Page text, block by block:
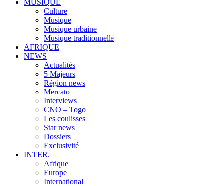
MUSIQUE
Culture
Musique
Musique urbaine
Musique traditionnelle
AFRIQUE
NEWS
Actualités
5 Majeurs
Région news
Mercato
Interviews
CNO – Togo
Les coulisses
Star news
Dossiers
Exclusivité
INTER.
Afrique
Europe
International